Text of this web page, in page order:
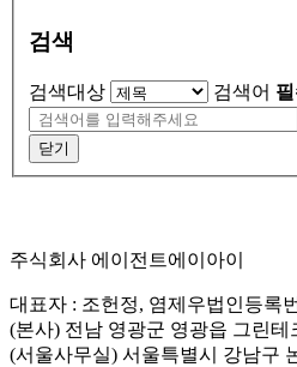
검색
검색대상 검색어
닫기
주식회사 에이전트에이아이
대표자 : 조헌정, 염제우법인등록
(본사) 전남 영광군 영광읍 그린테
(서울사무실) 서울특별시 강남구